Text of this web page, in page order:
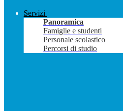
Servizi
Panoramica
Famiglie e studenti
Personale scolastico
Percorsi di studio